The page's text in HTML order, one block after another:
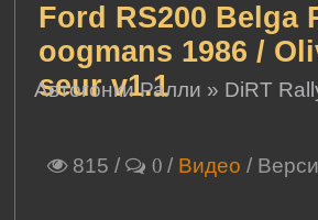
Ford RS200 Belga
oogmans 1986 /
seur v1.1
Автогонки Ралли » DiRT
815 / 0 / Видео /